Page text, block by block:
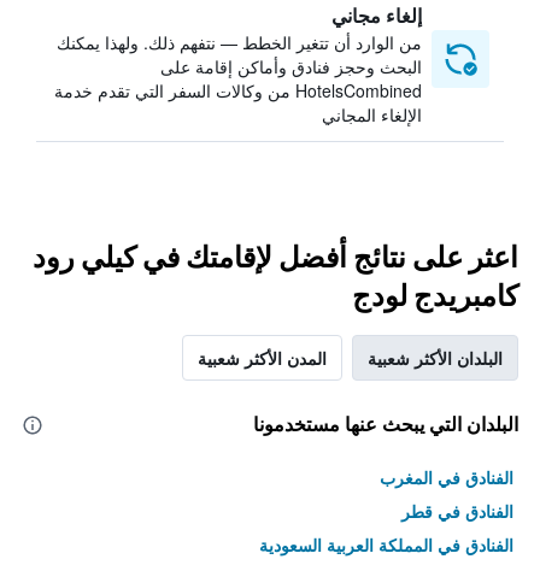
إلغاء مجاني
من الوارد أن تتغير الخطط — نتفهم ذلك. ولهذا يمكنك
البحث وحجز فنادق وأماكن إقامة على
HotelsCombined من وكالات السفر التي تقدم خدمة
الإلغاء المجاني
اعثر على نتائج أفضل لإقامتك في كيلي رود
كامبريدج لودج
البلدان الأكثر شعبية المدن الأكثر شعبية
البلدان التي يبحث عنها مستخدمونا
الفنادق في المغرب
الفنادق في قطر
الفنادق في المملكة العربية السعودية